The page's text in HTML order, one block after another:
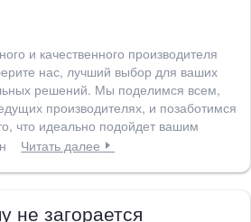
и качественного производителя
нас, лучший выбор для ваших
решений. Мы поделимся всем,
производителях, и позаботимся
что идеально подойдет вашим
Читать далее
не загорается